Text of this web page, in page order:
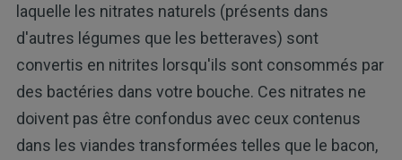
laquelle les nitrates naturels (présents dans
d'autres légumes que les betteraves) sont
convertis en nitrites lorsqu'ils sont consommés par
des bactéries dans votre bouche. Ces nitrates ne
doivent pas être confondus avec ceux contenus
dans les viandes transformées telles que le bacon,